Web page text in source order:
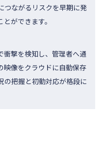
つながるリスクを早期に発
ができます。
衝撃を検知し、管理者へ通
映像をクラウドに自動保存
の把握と初動対応が格段に